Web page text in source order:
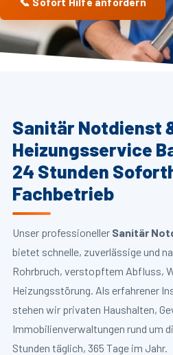
Sanitär Notdienst
Heizungsservice
24 Stunden
Fachbetrieb
Unser professioneller Sanitär
bietet schnelle, zuverlässige und
Rohrbruch, verstopftem Abfluss,
Heizungsstörung. Als erfahrener
stehen wir privaten Haushalten,
Immobilienverwaltungen rund um
Stunden täglich, 365 Tage im Jahr.